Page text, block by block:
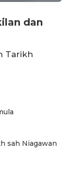
dan
Tarikh
sah Niagawan